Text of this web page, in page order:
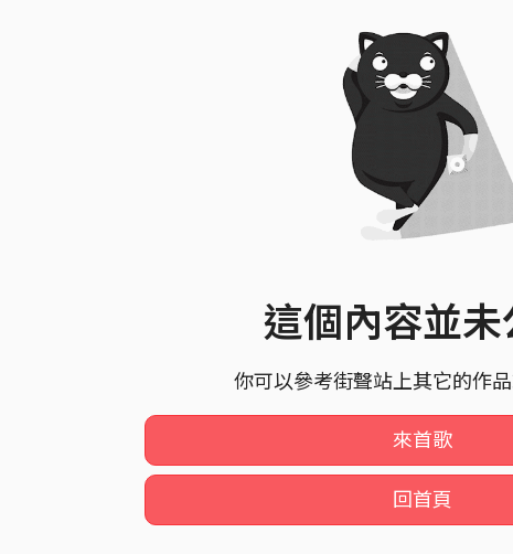
這個內容並未
你可以參考街聲站上其它的作品
來首歌
回首頁